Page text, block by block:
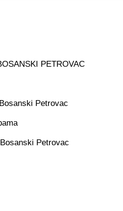
PETROVAC
Petrovac
Petrovac